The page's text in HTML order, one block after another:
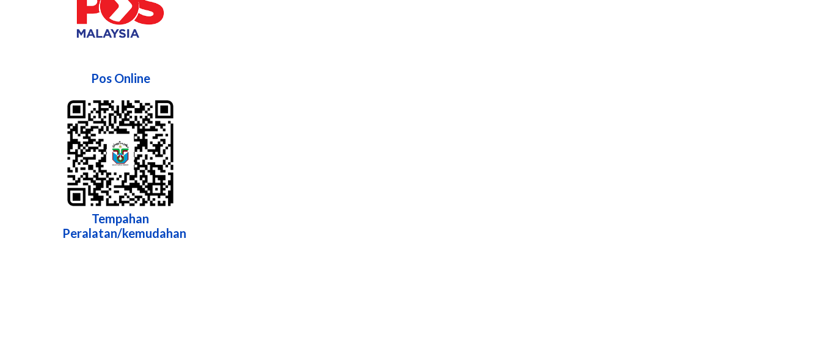
Pos Online
Tempahan
Peralatan/kemudahan